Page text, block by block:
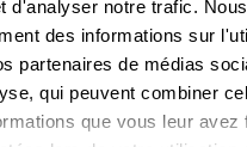
d'analyser notre trafic. Nous
des informations sur
partenaires de médias
qui peuvent combiner
que vous leur avez
: La menace de la vague
parNarimène Dahmani